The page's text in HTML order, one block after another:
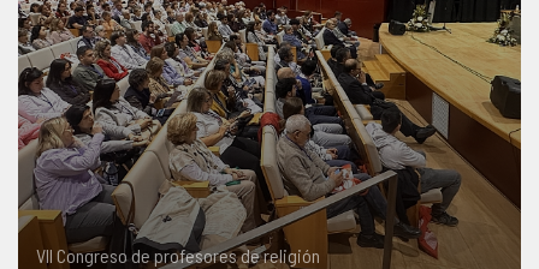
VII Congreso de profesores de religión